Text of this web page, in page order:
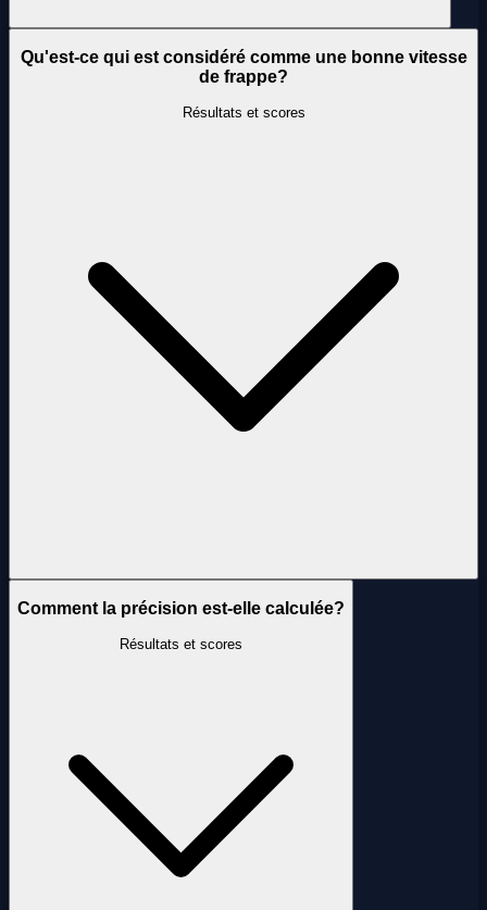
Qu'est-ce qui est considéré comme une bonne vitesse
de frappe?
Résultats et scores
Comment la précision est-elle calculée?
Résultats et scores